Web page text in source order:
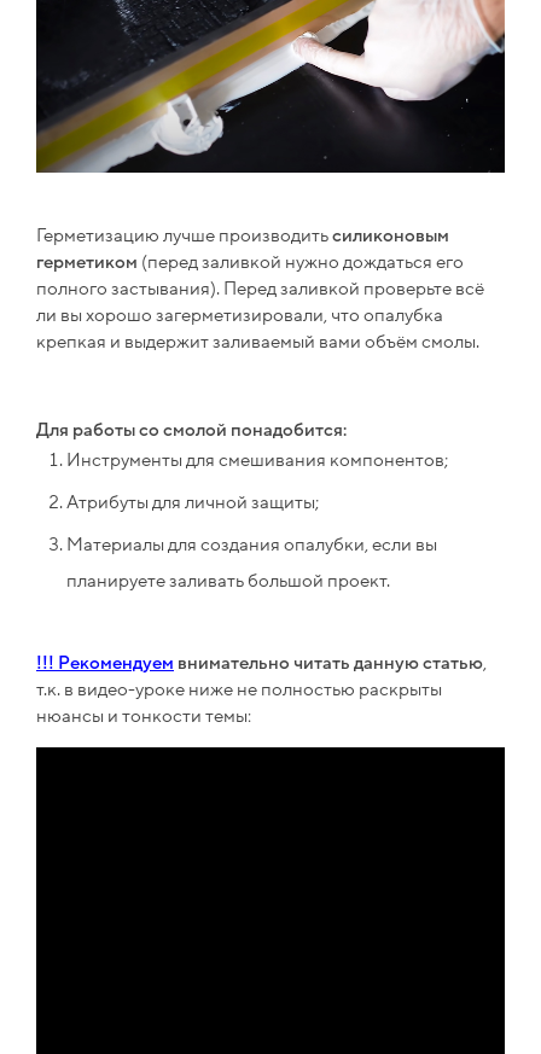
Герметизацию лучше производитьсиликоновым
герметиком (перед заливкой нужно дождаться его
полного застывания). Перед заливкой проверьте всё
ли вы хорошо загерметизировали, что опалубка
крепкая и выдержит заливаемый вами объём смолы.
Для работы со смолой понадобится:
Инструменты для смешивания компонентов;
Атрибуты для личной защиты;
Материалы для создания опалубки, если вы
планируете заливать большой проект.
!!! Рекомендуем внимательно читать данную статью,
т.к. в видео-уроке ниже не полностью раскрыты
нюансы и тонкости темы: